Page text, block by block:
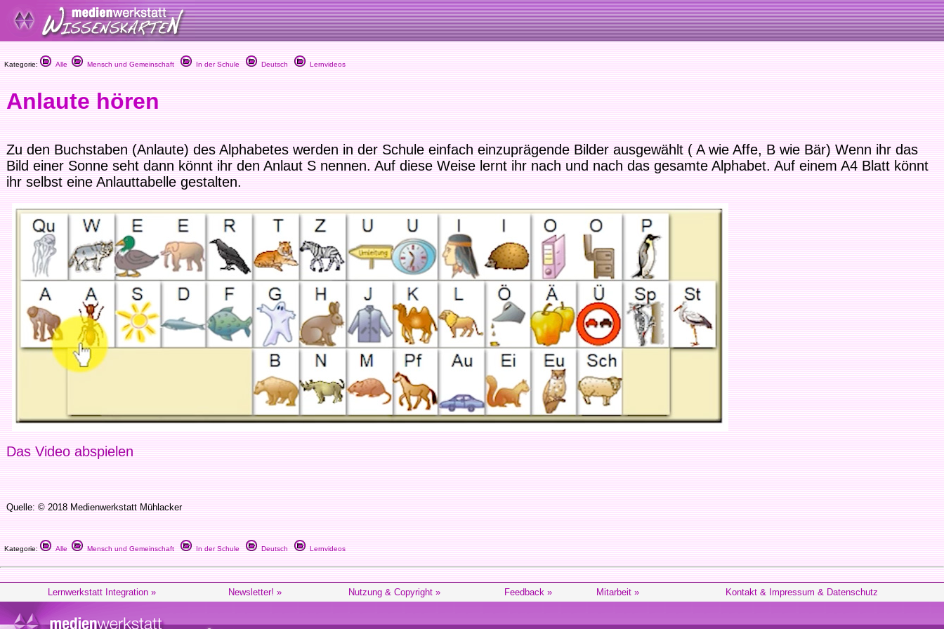
Kategorie: Alle Mensch und Gemeinschaft In der Schule Deutsch Lernvideos
Anlaute hören
Zu den Buchstaben (Anlaute) des Alphabetes werden in der Schule einfach einzuprägende Bilder ausgewählt ( A wie Affe, B wie Bär) Wenn ihr das
Bild einer Sonne seht dann könnt ihr den Anlaut S nennen. Auf diese Weise lernt ihr nach und nach das gesamte Alphabet. Auf einem A4 Blatt könnt
ihr selbst eine Anlauttabelle gestalten.
Das Video abspielen
Quelle: © 2018 Medienwerkstatt Mühlacker
Kategorie: Alle Mensch und Gemeinschaft In der Schule Deutsch Lernvideos
Lernwerkstatt Integration » Newsletter! » Nutzung & Copyright » Feedback » Mitarbeit » Kontakt & Impressum & Datenschutz